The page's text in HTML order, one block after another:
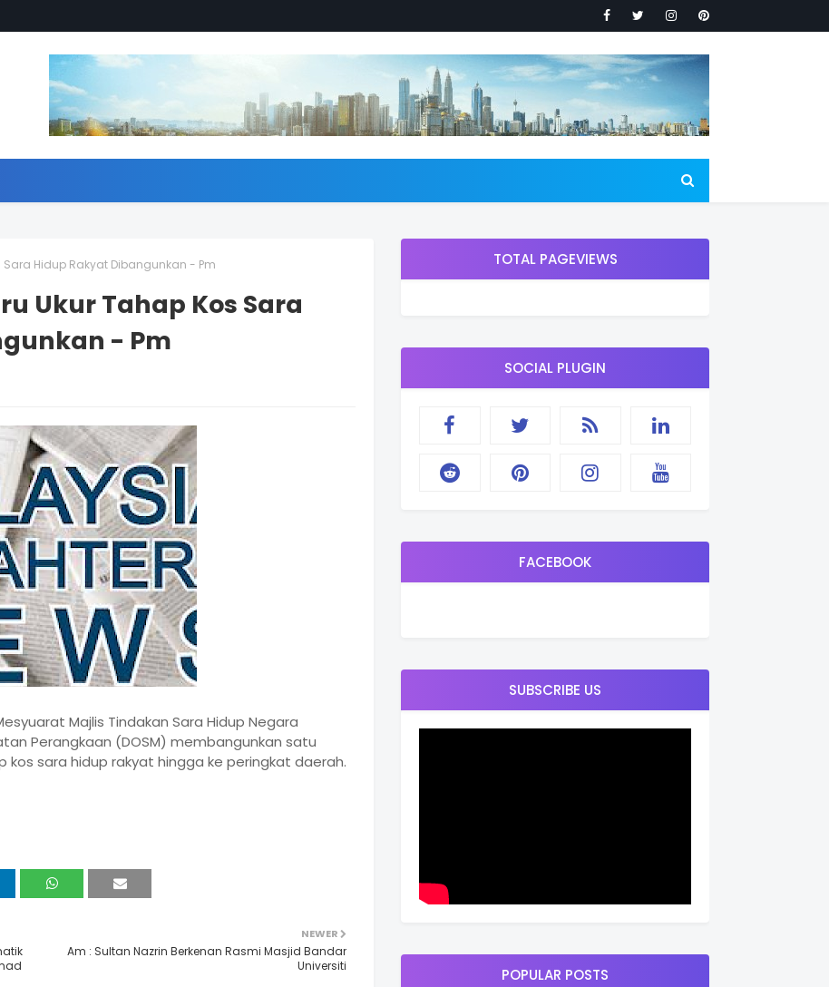
Hidup Rakyat Dibangunkan - Pm
Ukur Tahap Kos Sara
- Pm
Majlis Tindakan Sara Hidup Negara
Perangkaan (DOSM) membangunkan satu
sara hidup rakyat hingga ke peringkat daerah.
NEWER
Am : Sultan Nazrin Berkenan Rasmi Masjid Bandar
Universiti
TOTAL PAGEVIEWS
SOCIAL PLUGIN
FACEBOOK
SUBSCRIBE US
POPULAR POSTS